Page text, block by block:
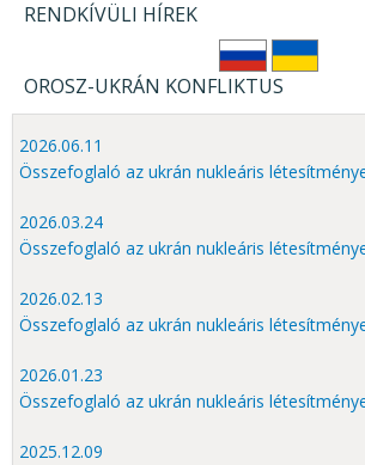
RENDKÍVÜLI HÍREK
OROSZ-UKRÁN KONFLIKTUS
2026.06.11
Összefoglaló az ukrán nukleáris
2026.03.24
Összefoglaló az ukrán nukleáris
2026.02.13
Összefoglaló az ukrán nukleáris
2026.01.23
Összefoglaló az ukrán nukleáris
2025.12.09